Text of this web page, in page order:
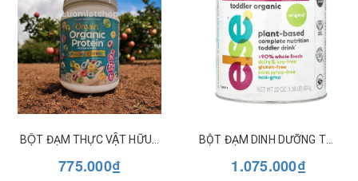
775.000₫
BỘT ĐẠM DINH DƯỠNG TOÀN PHẦN HỮU CƠ CHO TRẺ TỪ 1 TUỔI ELSE
1.075.000₫